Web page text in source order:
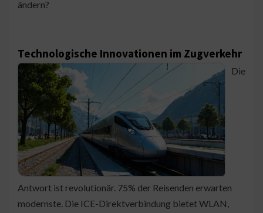
ändern?
Technologische Innovationen im Zugverkehr
Die
Antwort ist revolutionär. 75% der Reisenden erwarten
modernste. Die ICE-Direktverbindung bietet WLAN,